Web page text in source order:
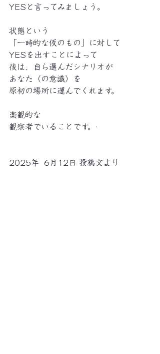
YESと言ってみましょう。
状態という
「一時的な仮のもの」に対して
YESを出すことによって
後は、自ら選んだシナリオが
あなた（の意識）を
原初の場所に運んでくれます。
楽観的な
観察者でいることです。 ·
2025年  6月12日 投稿文より